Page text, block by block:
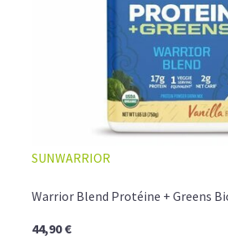
SUNWARRIOR
Warrior Blend Protéine + Greens
44,90 €